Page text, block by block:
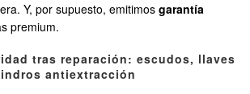
Y, por supuesto, emitimos garantía
premium.
tras reparación: escudos, llaves
antiextracción